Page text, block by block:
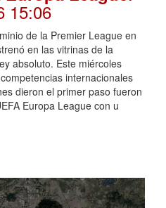
15:06
de la Premier League en
en las vitrinas de la
absoluto. Este miércoles
internacionales
dieron el primer paso fueron
Europa League con u